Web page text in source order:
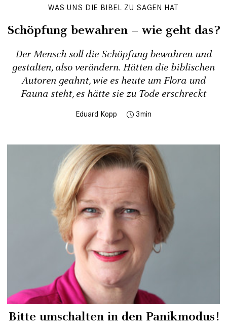
WAS UNS DIE BIBEL ZU SAGEN HAT
Schöpfung bewahren – wie geht das?
Der Mensch soll die Schöpfung bewahren und
gestalten, also verändern. Hätten die biblischen
Autoren geahnt, wie es heute um Flora und
Fauna steht, es hätte sie zu Tode erschreckt
Eduard Kopp 3
Bitte umschalten in den Panikmodus!